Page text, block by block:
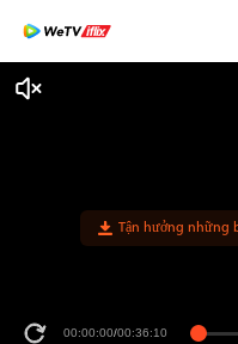
Tận hưởng những
00:00:00/00:36:10